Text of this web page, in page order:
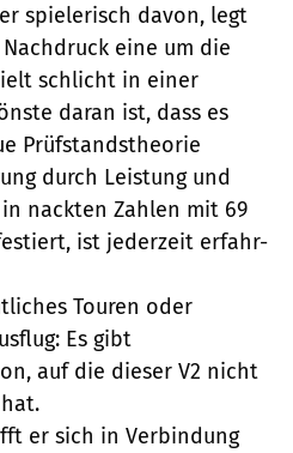
spielerisch davon, legt
eine um die
schlicht in einer
daran ist, dass es
Prüfstandstheorie
durch Leistung und
nackten Zahlen mit 69
ist jederzeit erfahr-
Touren oder
Es gibt
auf die dieser V2 nicht
er sich in Verbindung